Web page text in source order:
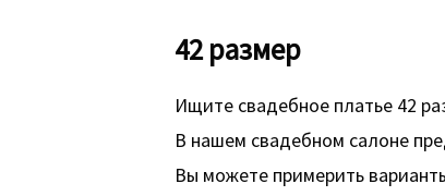
42 размер
Ищите свадебное платье 42
В нашем свадебном салоне
Вы можете примерить